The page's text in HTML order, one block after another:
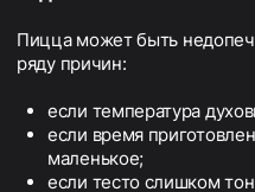
Пицца может быть
ряду причин:
если температура
если время
маленькое;
если тесто слишком